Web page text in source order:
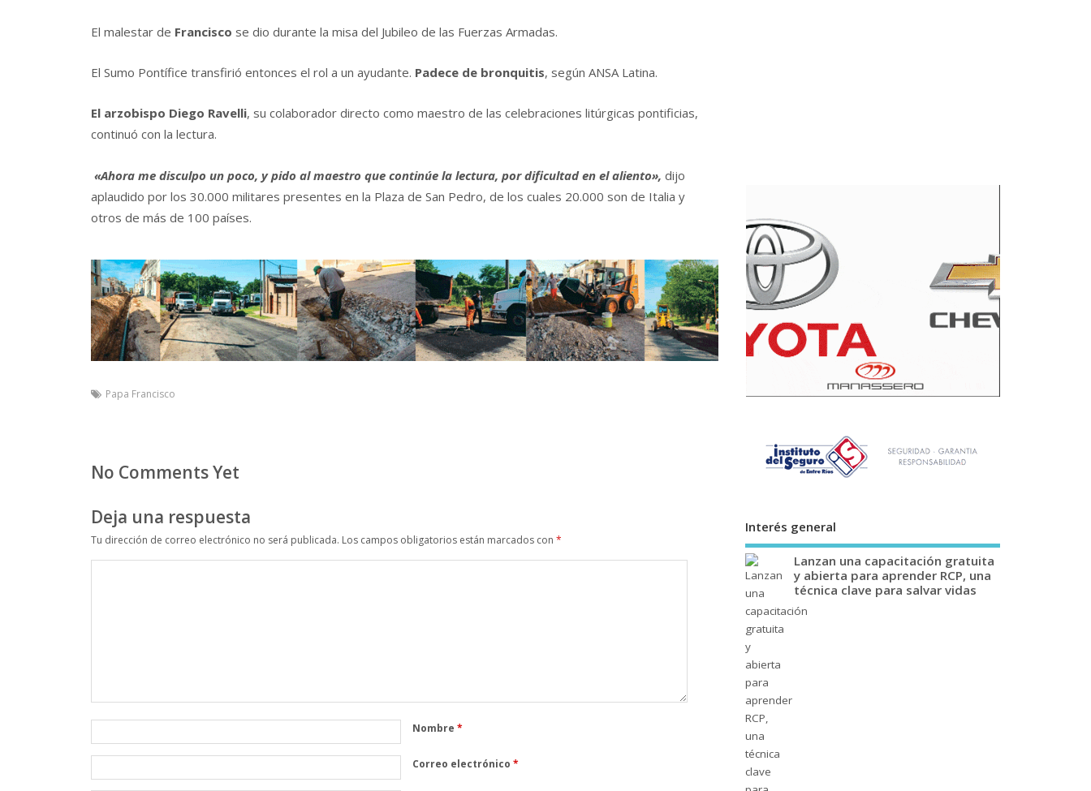
El malestar de Francisco se dio durante la misa del Jubileo de las Fuerzas Armadas.
El Sumo Pontífice transfirió entonces el rol a un ayudante. Padece de bronquitis, según ANSA Latina.
El arzobispo Diego Ravelli, su colaborador directo como maestro de las celebraciones litúrgicas pontificias,
continuó con la lectura.
«Ahora me disculpo un poco, y pido al maestro que continúe la lectura, por dificultad en el aliento», dijo
aplaudido por los 30.000 militares presentes en la Plaza de San Pedro, de los cuales 20.000 son de Italia y
otros de más de 100 países.
Papa Francisco
No Comments Yet
Deja una respuesta
Tu dirección de correo electrónico no será publicada. Los campos obligatorios están marcados con *
Nombre *
Correo electrónico *
Interés general
Lanzan una capacitación gratuita
y abierta para aprender RCP, una
técnica clave para salvar vidas